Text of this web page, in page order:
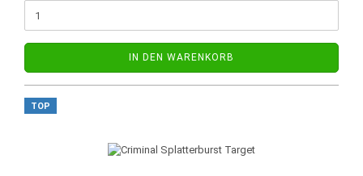
IN DEN WARENKORB
TOP